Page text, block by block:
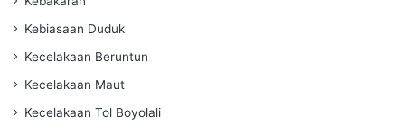
Kebiasaan Duduk
Kecelakaan Beruntun
Kecelakaan Maut
Kecelakaan Tol Boyolali